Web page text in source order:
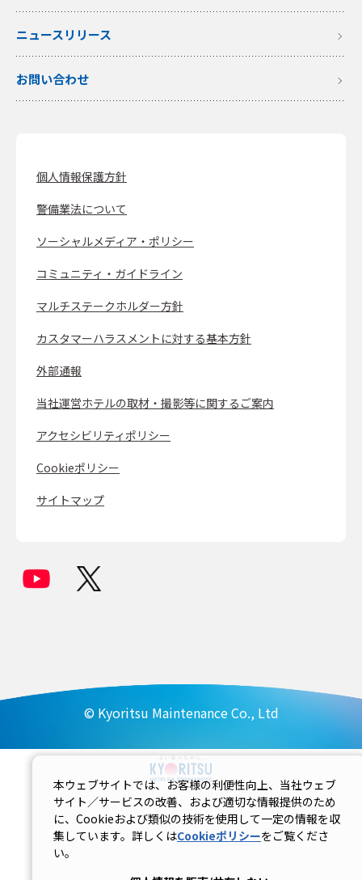
ニュースリリース
お問い合わせ
個人情報保護方針
警備業法について
ソーシャルメディア・ポリシー
コミュニティ・ガイドライン
マルチステークホルダー方針
カスタマーハラスメントに対する基本方針
外部通報
当社運営ホテルの取材・撮影等に関するご案内
アクセシビリティポリシー
Cookieポリシー
サイトマップ
© Kyoritsu Maintenance Co., Ltd
本ウェブサイトでは、お客様の利便性向上、当社ウェブ
サイト／サービスの改善、および適切な情報提供のため
に、Cookieおよび類似の技術を使用して一定の情報を収
集しています。詳しくはCookieポリシーをご覧くださ
い。